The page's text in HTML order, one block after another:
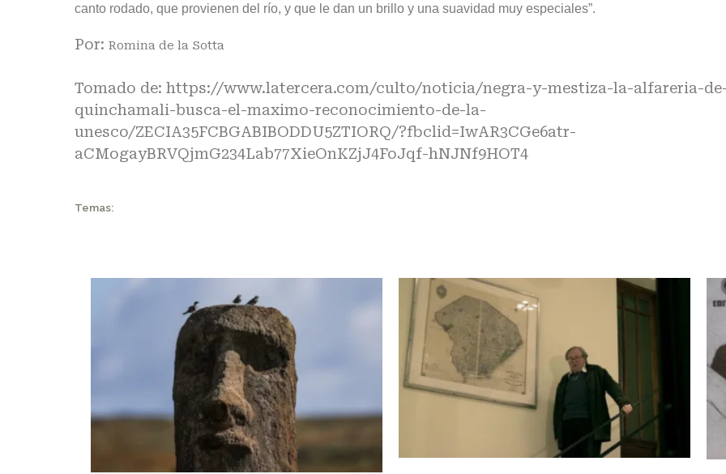
canto rodado, que provienen del río, y que le dan un brillo y una suavidad muy especiales”.
Por: Romina de la Sotta
Tomado de: https://www.latercera.com/culto/noticia/negra-y-mestiza-la-alfareria-
quinchamali-busca-el-maximo-reconocimiento-de-la-
unesco/ZECIA35FCBGABIBODDU5ZTIORQ/?fbclid=IwAR3CGe6atr-
aCMogayBRVQjmG234Lab77XieOnKZjJ4FoJqf-hNJNf9HOT4
Temas: